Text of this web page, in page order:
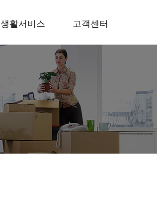
생활서비스 고객센터